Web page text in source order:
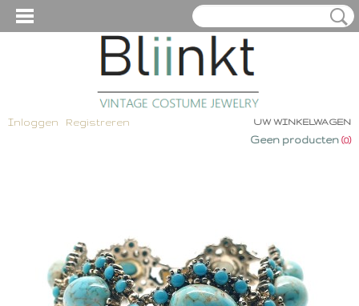
Inloggen Registreren UW WINKELWAGEN
Geen producten (0)